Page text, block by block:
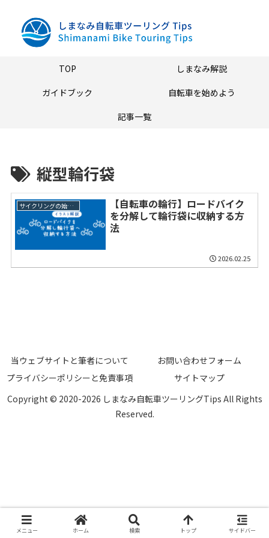
TOP
しまなみ解説
ガイドブック
自転車を始めよう
記事一覧
縦型輪行袋
サイクリングの始め方
【自転車の輪行】ロードバイク
を分解して輪行袋に収納する方
法
2026.02.25
当ウェブサイトと筆者について
お問い合わせフォーム
プライバシーポリシーと免責事項
サイトマップ
Copyright © 2020-2026 しまなみ自転車ツーリングTips All Rights
Reserved.
メニュー ホーム 検索 トップ サイドバー